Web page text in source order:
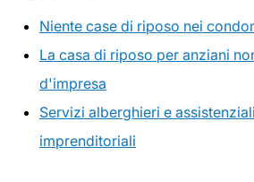
Niente case di riposo nei
La casa di riposo per anziani
d'impresa
Servizi alberghieri e
imprenditoriali